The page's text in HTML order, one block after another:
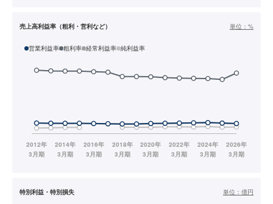
売上高利益率（粗利・営利など） 単位： %
営業利益率 粗利率 経常利益率 純利益率
特別利益・特別損失 単位： 億円